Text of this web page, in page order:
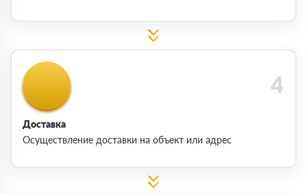
Доставка
Осуществление доставки на объект или адрес